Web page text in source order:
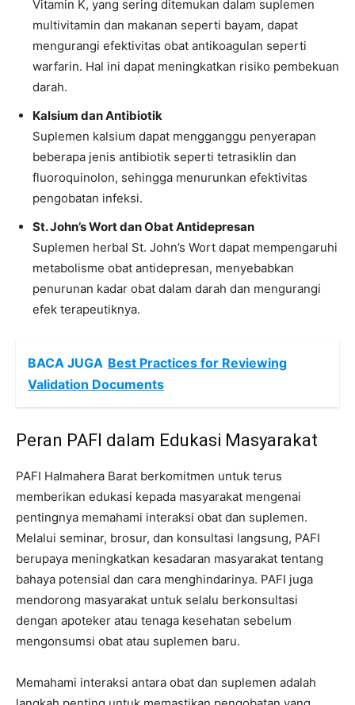
Vitamin K, yang sering ditemukan dalam suplemen
multivitamin dan makanan seperti bayam, dapat
mengurangi efektivitas obat antikoagulan seperti
warfarin. Hal ini dapat meningkatkan risiko pembekuan
darah.
Kalsium dan Antibiotik
Suplemen kalsium dapat mengganggu penyerapan
beberapa jenis antibiotik seperti tetrasiklin dan
fluoroquinolon, sehingga menurunkan efektivitas
pengobatan infeksi.
St. John’s Wort dan Obat Antidepresan
Suplemen herbal St. John’s Wort dapat mempengaruhi
metabolisme obat antidepresan, menyebabkan
penurunan kadar obat dalam darah dan mengurangi
efek terapeutiknya.
BACA JUGA Best Practices for Reviewing
Validation Documents
Peran PAFI dalam Edukasi Masyarakat
PAFI Halmahera Barat berkomitmen untuk terus
memberikan edukasi kepada masyarakat mengenai
pentingnya memahami interaksi obat dan suplemen.
Melalui seminar, brosur, dan konsultasi langsung, PAFI
berupaya meningkatkan kesadaran masyarakat tentang
bahaya potensial dan cara menghindarinya. PAFI juga
mendorong masyarakat untuk selalu berkonsultasi
dengan apoteker atau tenaga kesehatan sebelum
mengonsumsi obat atau suplemen baru.
Memahami interaksi antara obat dan suplemen adalah